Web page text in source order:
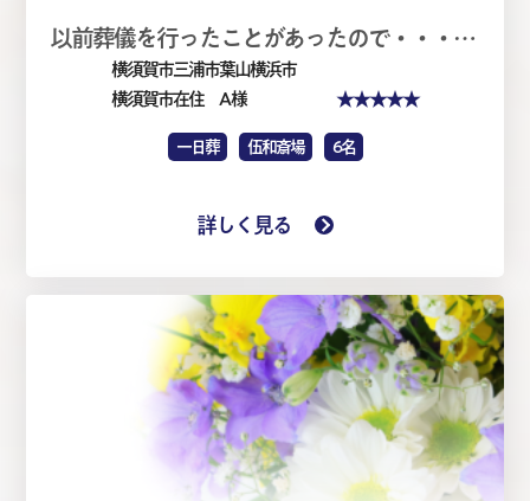
以前葬儀を行ったことがあったので・・・・家族葬1日（仏式）
横須賀市三浦市葉山横浜市
横須賀市在住 A 様
★★★★★
一日葬 伍和斎場 6名
詳しく見る